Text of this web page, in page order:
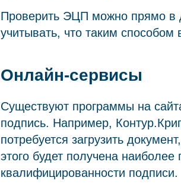
Проверить ЭЦП можно прямо в
учитывать, что таким способом
Онлайн-сервисы
Существуют программы на
подпись. Например,
потребуется загрузить
этого будет получена
квалифицированности подписи.